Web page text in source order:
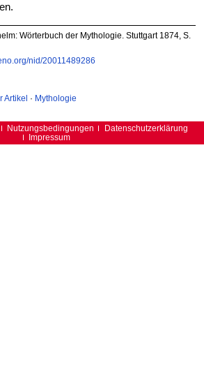
Wörterbuch der Mythologie. Stuttgart 1874, S.
nid/20011489286
Artikel · Mythologie
Nutzungsbedingungen
Datenschutzerklärung
Impressum